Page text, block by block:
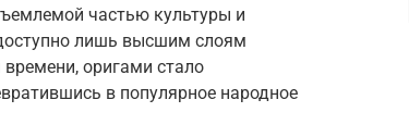
частью культуры и
лишь высшим слоям
оригами стало
в популярное народное